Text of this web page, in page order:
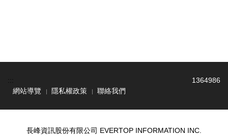
1364986
:::
網站導覽
隱私權政策 聯絡我們
長峰資訊股份有限公司 EVERTOP INFORMATION INC.